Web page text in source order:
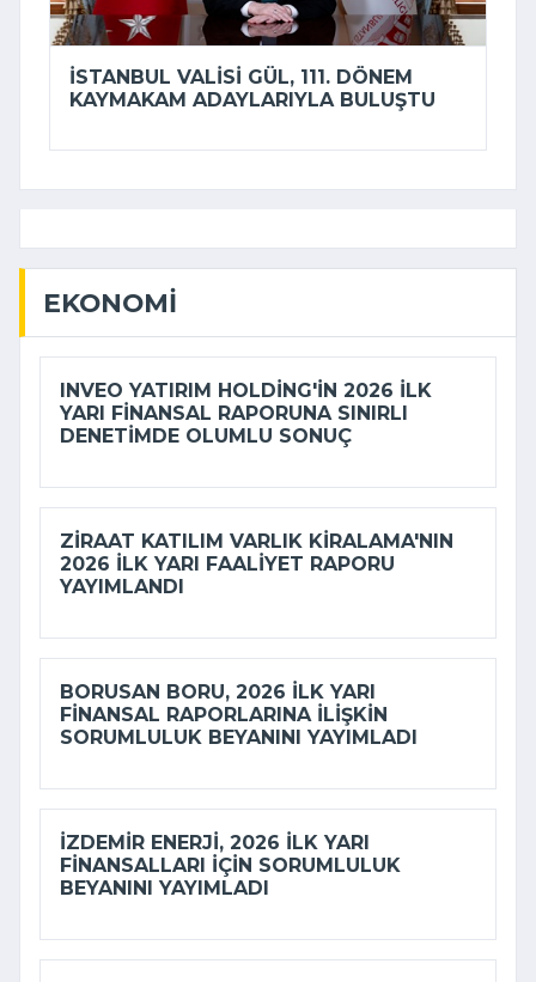
İSTANBUL VALISI GÜL, 111. DÖNEM
KAYMAKAM ADAYLARIYLA BULUŞTU
EKONOMI
INVEO YATIRIM HOLDING'IN 2026 ILK
YARI FINANSAL RAPORUNA SINIRLI
DENETIMDE OLUMLU SONUÇ
ZIRAAT KATILIM VARLIK KIRALAMA'NIN
2026 ILK YARI FAALIYET RAPORU
YAYIMLANDI
BORUSAN BORU, 2026 ILK YARI
FINANSAL RAPORLARINA ILIŞKIN
SORUMLULUK BEYANINI YAYIMLADI
İZDEMİR ENERJI, 2026 ILK YARI
FINANSALLARI IÇIN SORUMLULUK
BEYANINI YAYIMLADI